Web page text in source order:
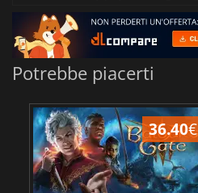
Potrebbe piacerti
36.40€